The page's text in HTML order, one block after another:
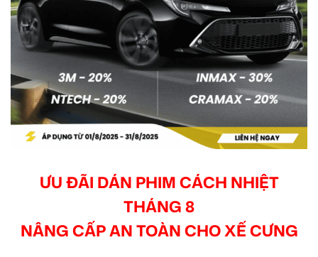
ƯU ĐÃI DÁN PHIM CÁCH NHIỆT
THÁNG 8
NÂNG CẤP AN TOÀN CHO XẾ CƯNG